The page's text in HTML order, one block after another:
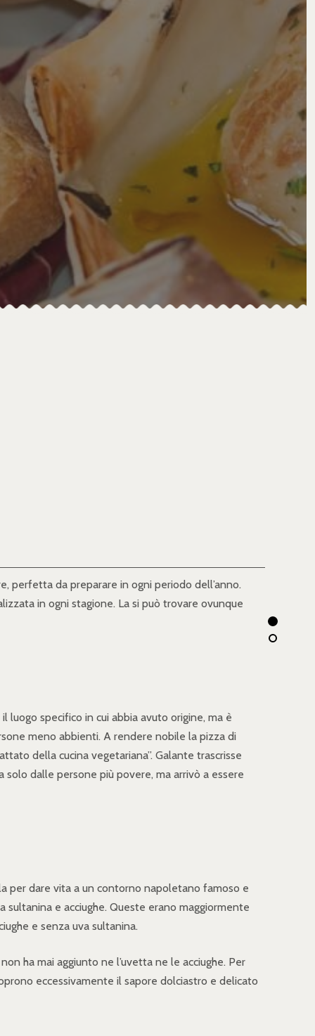
perfetta da preparare in ogni periodo dell’anno.
in ogni stagione. La si può trovare ovunque
specifico in cui abbia avuto origine, ma è
meno abbienti. A rendere nobile la pizza di
della cucina vegetariana”. Galante trascrisse
dalle persone più povere, ma arrivò a essere
per dare vita a un contorno napoletano famoso e
e acciughe. Queste erano maggiormente
e senza uva sultanina.
ha mai aggiunto ne l’uvetta ne le acciughe. Per
eccessivamente il sapore dolciastro e delicato